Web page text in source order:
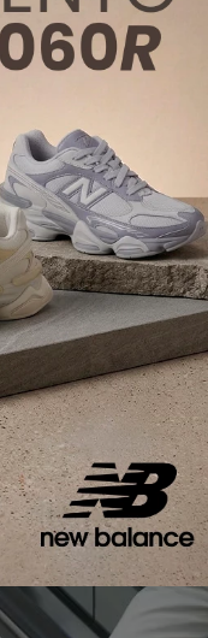
produto
Menina Shoes em